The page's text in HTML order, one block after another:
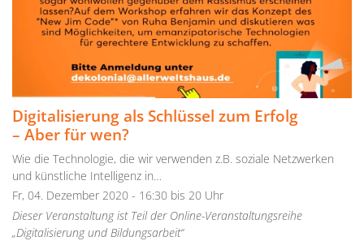
Digitalisierung als Schlüssel zum Erfolg
– Aber für wen?
Wie die Technologie, die wir verwenden z.B. soziale Netzwerken
und künstliche Intelligenz in…
Fr, 04. Dezember 2020 - 16:30 bis 20 Uhr
Dieser Veranstaltung ist Teil der Online-Veranstaltungsreihe
„Digitalisierung und Bildungsarbeit“